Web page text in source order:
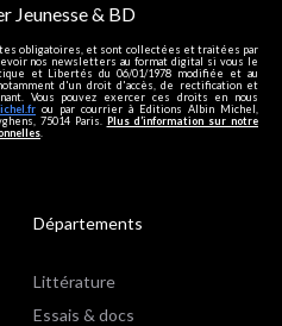
Jeunesse & BD
obligatoires, et sont collectées et traitées par
nos newsletters au format digital si vous le
et Libertés du 06/01/1978 modifiée et au
d'un droit d'accès, de rectification et
Vous pouvez exercer ces droits en nous
ou par courrier à Editions Albin Michel,
75014 Paris. Plus d’information sur notre
Départements
Littérature
Essais & docs